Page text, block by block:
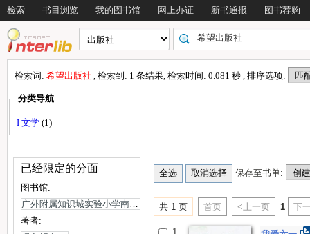
检索 书目浏览 我的图书馆 网上办证 新书通报 图书荐购
检索词: 希望出版社 , 检索到: 1 条结果, 检索时间: 0.081 秒 , 排序选项:
分类导航
I 文学 (1)
已经限定的分面
图书馆:
广外附属知识城实验小学南校区
著者:
保存至书单:
共 1 页 首页 <上一页 1 下
1.